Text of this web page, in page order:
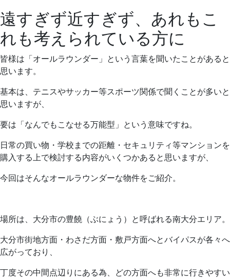
遠すぎず近すぎず、あれもこ
れも考えられている方に
皆様は「オールラウンダー」という言葉を聞いたことがあると
思います。
基本は、テニスやサッカー等スポーツ関係で聞くことが多いと
思いますが、
要は「なんでもこなせる万能型」という意味ですね。
日常の買い物・学校までの距離・セキュリティ等マンションを
購入する上で検討する内容がいくつかあると思いますが、
今回はそんなオールラウンダーな物件をご紹介。
場所は、大分市の豊饒（ぶにょう）と呼ばれる南大分エリア。
大分市街地方面・わさだ方面・敷戸方面へとバイパスが各々へ
広がっており、
丁度その中間点辺りにある為、どの方面へも非常に行きやすい